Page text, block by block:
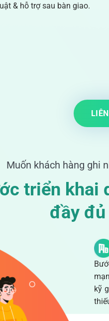
& hỗ trợ sau bàn giao.
Muốn khách hàng ghi
triển khai
đầy
kỹ